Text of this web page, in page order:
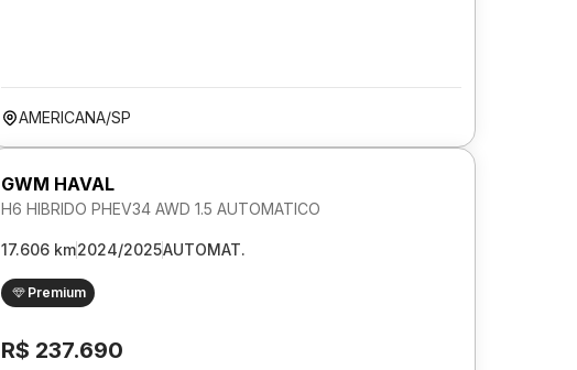
AMERICANA/SP
GWM HAVAL
H6 HIBRIDO PHEV34 AWD 1.5 AUTOMATICO
17.606 km2024/2025AUTOMAT.
Premium
R$ 237.690